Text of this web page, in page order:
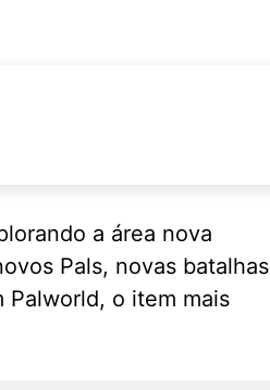
a área nova
Pals, novas batalhas
o item mais